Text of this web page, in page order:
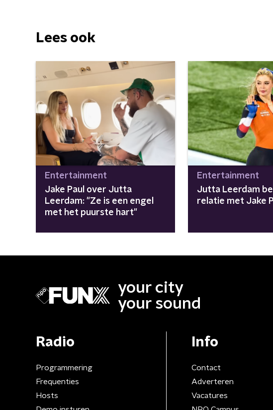
Lees ook
Entertainment
Jake Paul over Jutta
Leerdam: "Ze is een engel
met het puurste hart"
Entertainment
Jutta Leerdam
relatie met Jake
your city
your sound
Radio
Programmering
Frequenties
Hosts
Info
Contact
Adverteren
Vacatures